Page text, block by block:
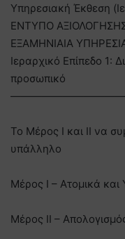
Υπηρεσιακή Έκθεση
ΕΝΤΥΠΟ
ΕΞΑΜΗΝΙΑΙΑ
Ιεραρχικό Επίπεδο 1:
προσωπικό
Το Μέρος Ι και ΙΙ να
υπάλληλο
Μέρος I – Ατομικά και
Μέρος II –